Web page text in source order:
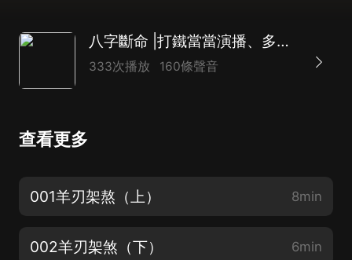
八字斷命 |打鐵當當演播、多播|懸疑|靈異
333次播放 160條聲音
查看更多
001羊刃架熬（上） 8min
002羊刃架煞（下） 6min